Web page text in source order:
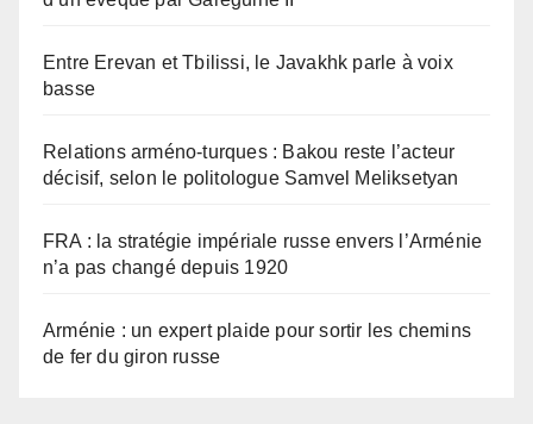
Entre Erevan et Tbilissi, le Javakhk parle à voix
basse
Relations arméno-turques : Bakou reste l’acteur
décisif, selon le politologue Samvel Meliksetyan
FRA : la stratégie impériale russe envers l’Arménie
n’a pas changé depuis 1920
Arménie : un expert plaide pour sortir les chemins
de fer du giron russe